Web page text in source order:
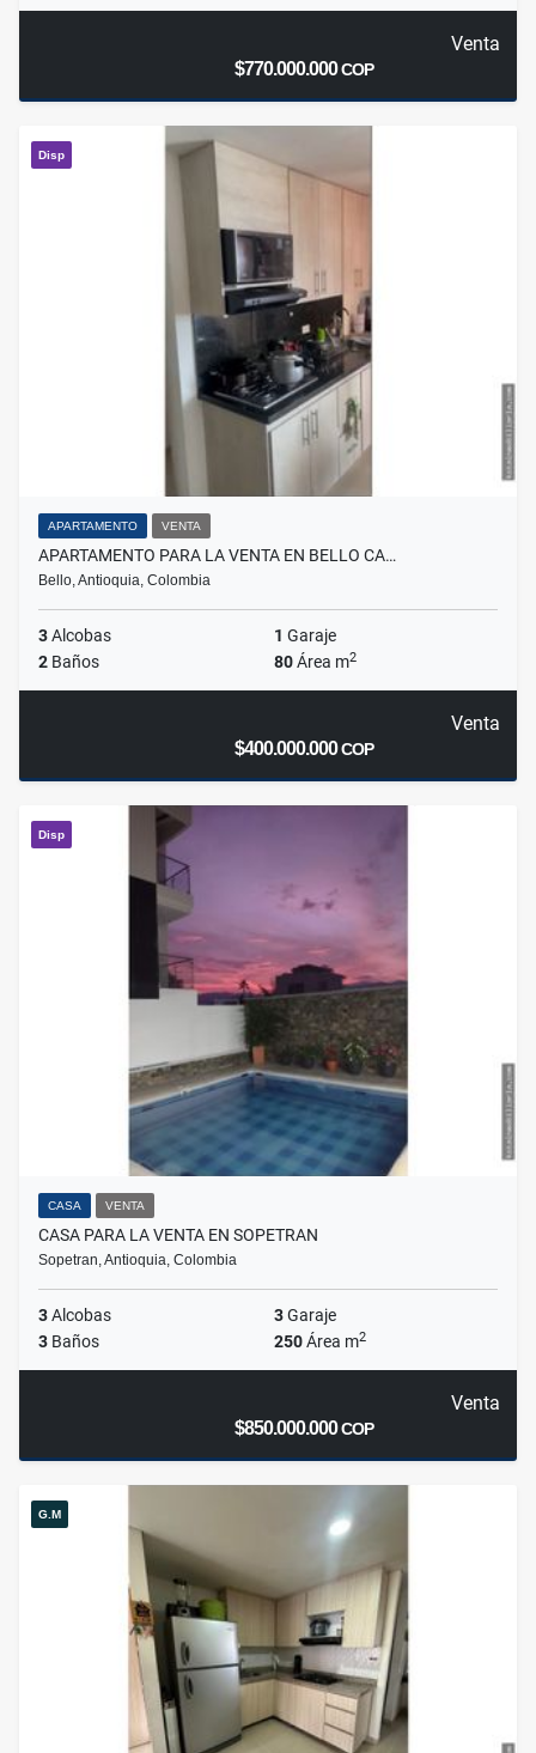
Venta
$770.000.000COP
Disp
APARTAMENTO VENTA
APARTAMENTO PARA LA VENTA EN BELLO CA…
Bello, Antioquia, Colombia
3Alcobas 1 Garaje
2 Baños 80Área m2
Venta
$400.000.000COP
Disp
CASA VENTA
CASA PARA LA VENTA EN SOPETRAN
Sopetran, Antioquia, Colombia
3Alcobas 3Garaje
3 Baños 250Área m2
Venta
$850.000.000COP
G.M